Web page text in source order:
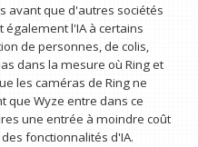
avant que d'autres sociétés
l'IA à certains
de personnes, de colis,
dans la mesure où Ring et
les caméras de Ring ne
que Wyze entre dans ce
une entrée à moindre coût
fonctionnalités d'IA.